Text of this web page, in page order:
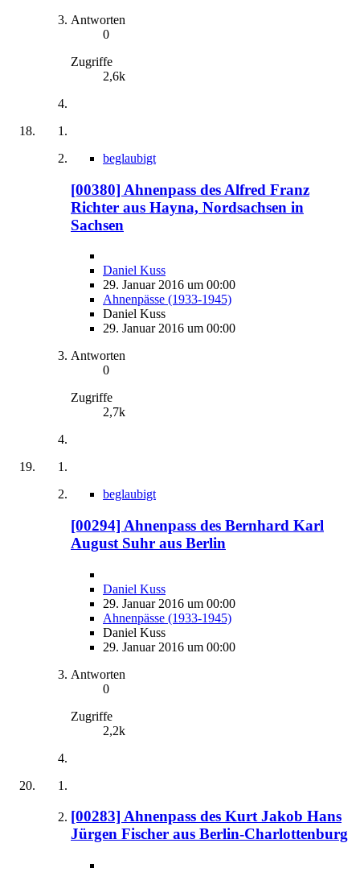
Antworten
0
Zugriffe
2,6k
beglaubigt
[00380] Ahnenpass des Alfred Franz
Richter aus Hayna, Nordsachsen in
Sachsen
Daniel Kuss
29. Januar 2016 um 00:00
Ahnenpässe (1933-1945)
Daniel Kuss
29. Januar 2016 um 00:00
Antworten
0
Zugriffe
2,7k
beglaubigt
[00294] Ahnenpass des Bernhard Karl
August Suhr aus Berlin
Daniel Kuss
29. Januar 2016 um 00:00
Ahnenpässe (1933-1945)
Daniel Kuss
29. Januar 2016 um 00:00
Antworten
0
Zugriffe
2,2k
[00283] Ahnenpass des Kurt Jakob Hans
Jürgen Fischer aus Berlin-Charlottenburg